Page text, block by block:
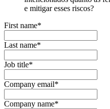
e mitigar esses riscos?
First name*
Last name*
Job title*
Company email*
Company name*